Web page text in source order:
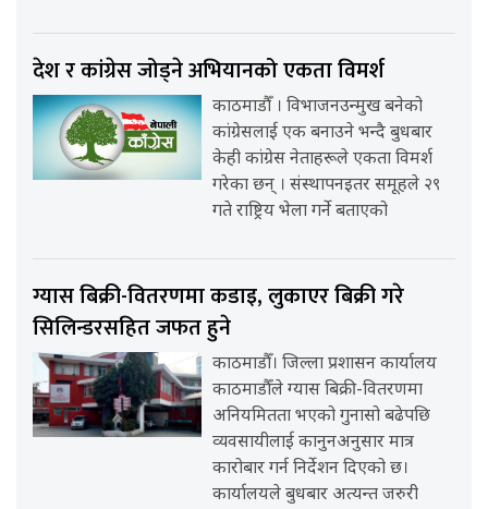
देश र कांग्रेस जोड्ने अभियानको एकता विमर्श
काठमाडौँ । विभाजनउन्मुख बनेको
कांग्रेसलाई एक बनाउने भन्दै बुधबार
केही कांग्रेस नेताहरूले एकता विमर्श
गरेका छन् । संस्थापनइतर समूहले २९
गते राष्ट्रिय भेला गर्ने बताएको
ग्यास बिक्री-वितरणमा कडाइ, लुकाएर बिक्री गरे
सिलिन्डरसहित जफत हुने
काठमाडौँ। जिल्ला प्रशासन कार्यालय
काठमाडौँले ग्यास बिक्री-वितरणमा
अनियमितता भएको गुनासो बढेपछि
व्यवसायीलाई कानुनअनुसार मात्र
कारोबार गर्न निर्देशन दिएको छ।
कार्यालयले बुधबार अत्यन्त जरुरी